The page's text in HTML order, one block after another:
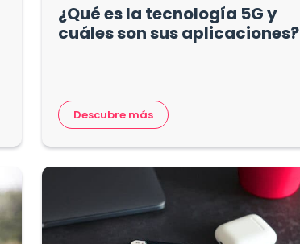
¿Qué es la tecnología 5G y
cuáles son sus aplicaciones?
Descubre más